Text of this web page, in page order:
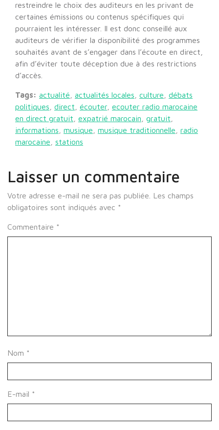
restreindre le choix des auditeurs en les privant de
certaines émissions ou contenus spécifiques qui
pourraient les intéresser. Il est donc conseillé aux
auditeurs de vérifier la disponibilité des programmes
souhaités avant de s’engager dans l’écoute en direct,
afin d’éviter toute déception due à des restrictions
d’accès.
Tags: actualité actualités locales culture
débats
politiques
direct écouter ecouter radio marocaine
en direct gratuit
expatrié marocain gratuit
informations
musique musique traditionnelle
radio
marocaine
stations
Laisser un commentaire
Votre adresse e-mail ne sera pas publiée.
Les champs
obligatoires sont indiqués avec *
Commentaire *
Nom *
E-mail *